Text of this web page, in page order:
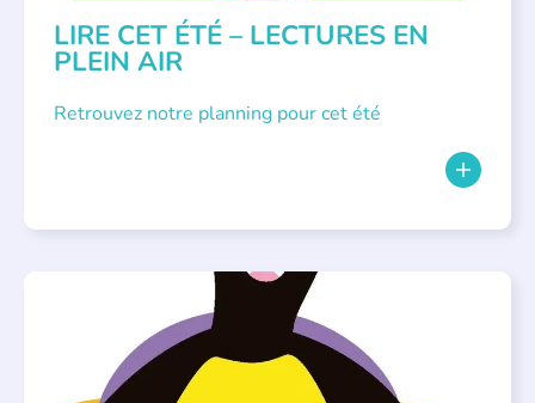
LIRE CET ÉTÉ – LECTURES EN
PLEIN AIR
Retrouvez notre planning pour cet été